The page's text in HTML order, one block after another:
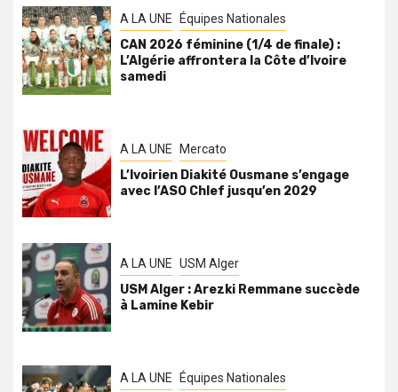
A LA UNE Équipes Nationales
CAN 2026 féminine (1/4 de finale) :
L’Algérie affrontera la Côte d’Ivoire
samedi
A LA UNE Mercato
L’Ivoirien Diakité Ousmane s’engage
avec l’ASO Chlef jusqu’en 2029
A LA UNE USM Alger
USM Alger : Arezki Remmane succède
à Lamine Kebir
A LA UNE Équipes Nationales